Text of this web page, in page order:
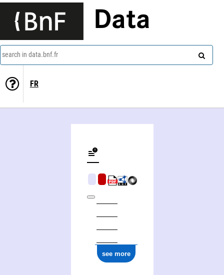
Data
search in data.bnf.fr
FR
see more